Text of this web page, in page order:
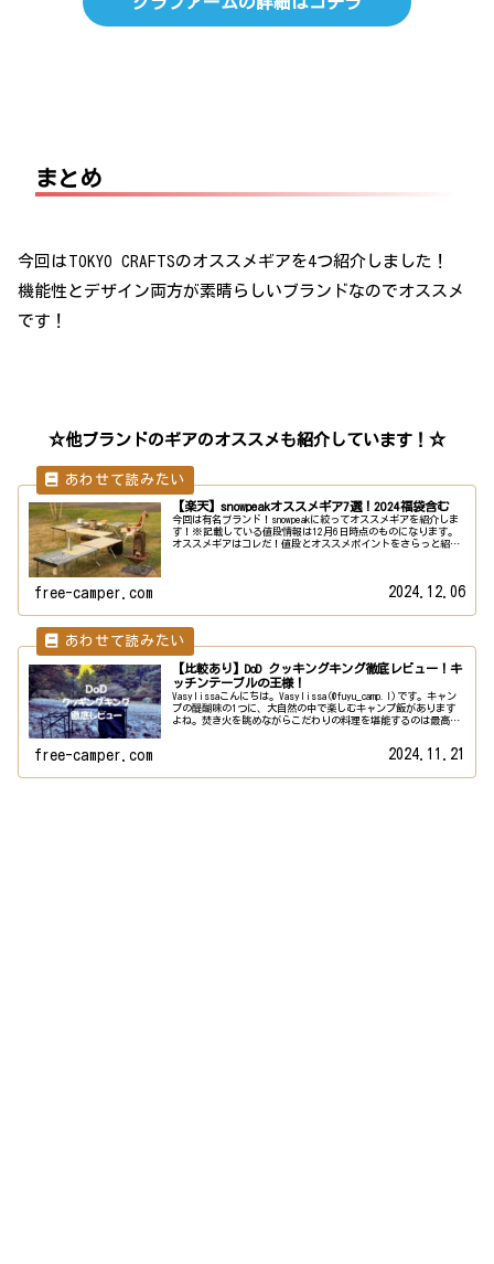
まとめ
今回は TOKYO CRAFTSのオススメギアを4つ紹介しました！
機能性とデザイン両方が素晴らしいブランドなのでオススメ
です！
☆他ブランドのギアのオススメも紹介しています！☆
【楽天】snowpeakオススメギア7選！2024福袋含む
今回は有名ブランド！snowpeakに絞ってオススメギアを紹介しま
す！※記載している値段情報は12月6日時点のものになります。
オススメギアはコレだ！値段とオススメポイントをさらっと紹介
free-camper.com 2024.12.06
【比較あり】DoD クッキングキング徹底レビュー！キ
ッチンテーブルの王様！
Vasylissaこんにちは。Vasylissa(@fuyu_camp.l)です。キャン
プの醍醐味の1つに、大自然の中で楽しむキャンプ飯があります
よね。焚き火を眺めながらこだわりの料理を堪能するのは最高で
free-camper.com 2024.11.21